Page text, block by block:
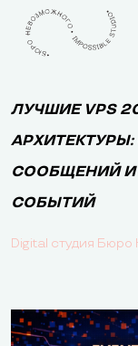
ЛУЧШИЕ VPS
СООБЩЕНИЙ И
СОБЫТИЙ
Digital студия